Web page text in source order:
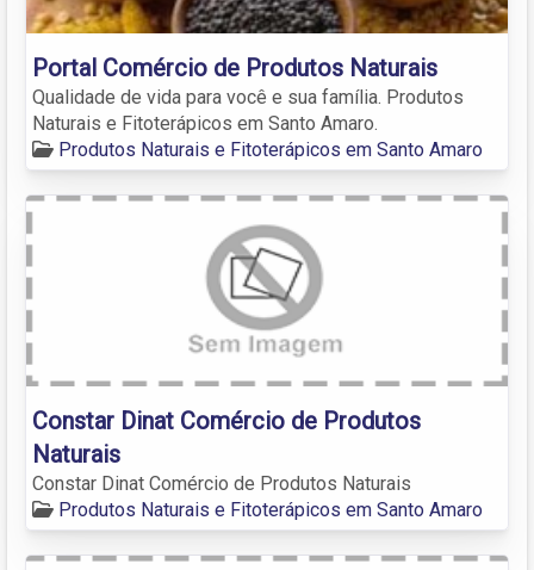
Portal Comércio de Produtos Naturais
Qualidade de vida para você e sua família. Produtos
Naturais e Fitoterápicos em Santo Amaro.
Produtos Naturais e Fitoterápicos em Santo Amaro
Constar Dinat Comércio de Produtos
Naturais
Constar Dinat Comércio de Produtos Naturais
Produtos Naturais e Fitoterápicos em Santo Amaro